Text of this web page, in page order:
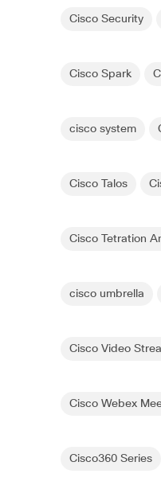
Cisco Security
Cisco Spark
cisco system
Cisco Talos
Cisco Tetration
cisco umbrella
Cisco Video
Cisco Webex
Cisco360 Series